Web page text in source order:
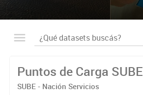
Puntos de Carga SUBE
SUBE - Nación Servicios